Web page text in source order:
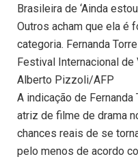
Brasileira de ‘Ainda
Outros acham que ela é
categoria. Fernanda
Festival Internacional de
Alberto Pizzoli/AFP
A indicação de
atriz de filme de drama
chances reais de se
pelo menos de acordo